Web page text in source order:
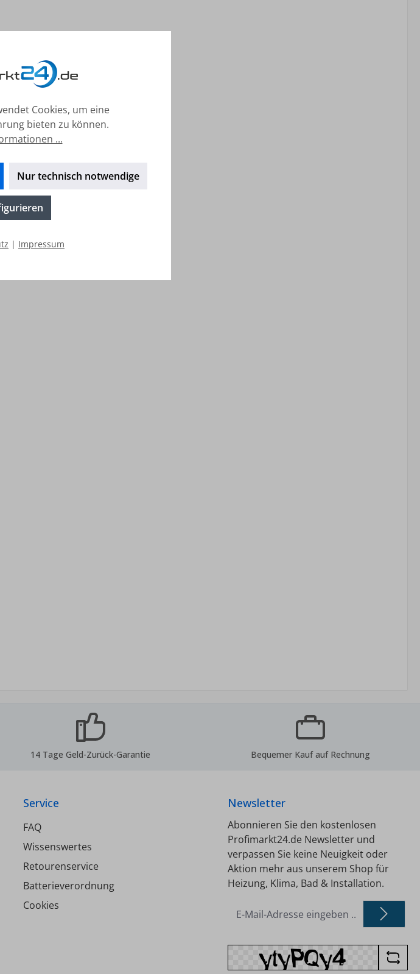
14 Tage Geld-Zurück-Garantie Bequemer Kauf auf Rechnung
Service
FAQ
Wissenswertes
Retourenservice
Batterieverordnung
Cookies
Newsletter
Abonnieren Sie den kostenlosen
Profimarkt24.de Newsletter und
verpassen Sie keine Neuigkeit oder
Aktion mehr aus unserem Shop für
Heizung, Klima, Bad & Installation.
Mail-
*
Cookies, um eine
bieten zu können.
...
Nur technisch notwendige
| Impressum